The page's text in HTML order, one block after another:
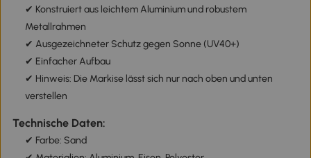
✔ Konstruiert aus leichtem Aluminium und robustem
Metallrahmen
✔ Ausgezeichneter Schutz gegen Sonne (UV40+)
✔ Einfacher Aufbau
✔ Hinweis: Die Markise lässt sich nur nach oben und unten
verstellen
Technische Daten:
✔ Farbe: Sand